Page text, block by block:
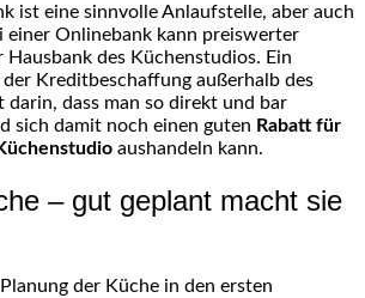
ist eine sinnvolle Anlaufstelle, aber auch
einer Onlinebank kann preiswerter
Hausbank des Küchenstudios. Ein
Kreditbeschaffung außerhalb des
darin, dass man so direkt und bar
sich damit noch einen guten Rabatt für
aushandeln kann.
– gut geplant macht sie
der Küche in den ersten